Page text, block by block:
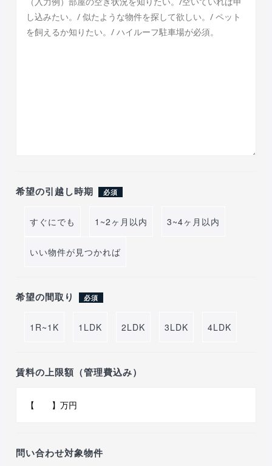
希望の引越し時期 必須
すぐにでも 1~2ヶ月以内 3~4ヶ月以内
いい物件が見つかれば
希望の間取り 必須
1R~1K 1LDK 2LDK 3LDK 4LDK
賃料の上限額（管理費込み）
問い合わせ対象物件